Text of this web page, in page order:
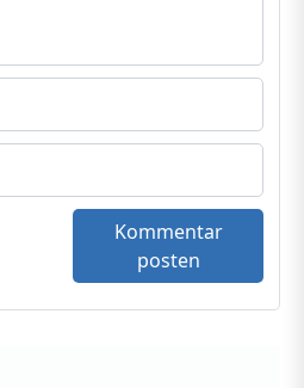
Kommentar
posten